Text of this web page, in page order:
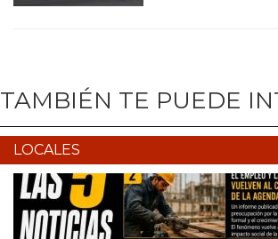
TAMBIÉN TE PUEDE
LOCALES